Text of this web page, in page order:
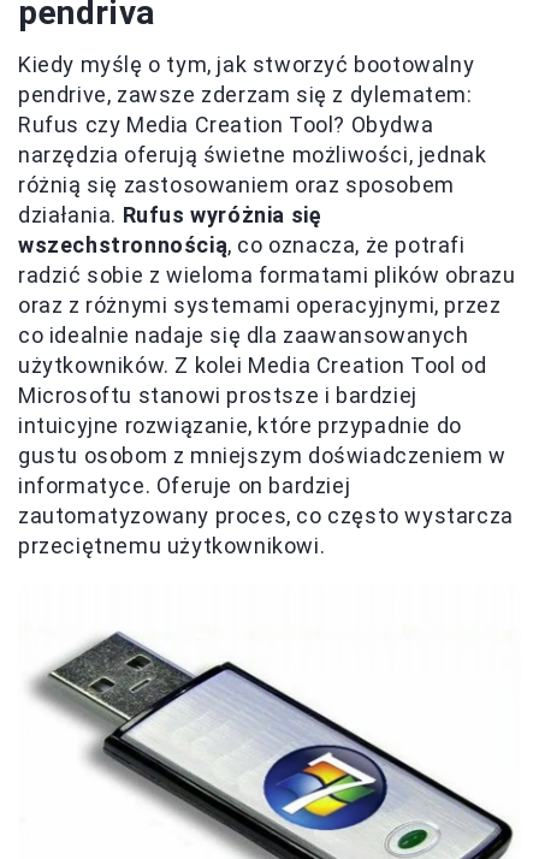
pendriva
Kiedy myślę o tym, jak stworzyć bootowalny
pendrive, zawsze zderzam się z dylematem:
Rufus czy Media Creation Tool? Obydwa
narzędzia oferują świetne możliwości, jednak
różnią się zastosowaniem oraz sposobem
działania. Rufus wyróżnia się
wszechstronnością, co oznacza, że potrafi
radzić sobie z wieloma formatami plików obrazu
oraz z różnymi systemami operacyjnymi, przez
co idealnie nadaje się dla zaawansowanych
użytkowników. Z kolei Media Creation Tool od
Microsoftu stanowi prostsze i bardziej
intuicyjne rozwiązanie, które przypadnie do
gustu osobom z mniejszym doświadczeniem w
informatyce. Oferuje on bardziej
zautomatyzowany proces, co często wystarcza
przeciętnemu użytkownikowi.